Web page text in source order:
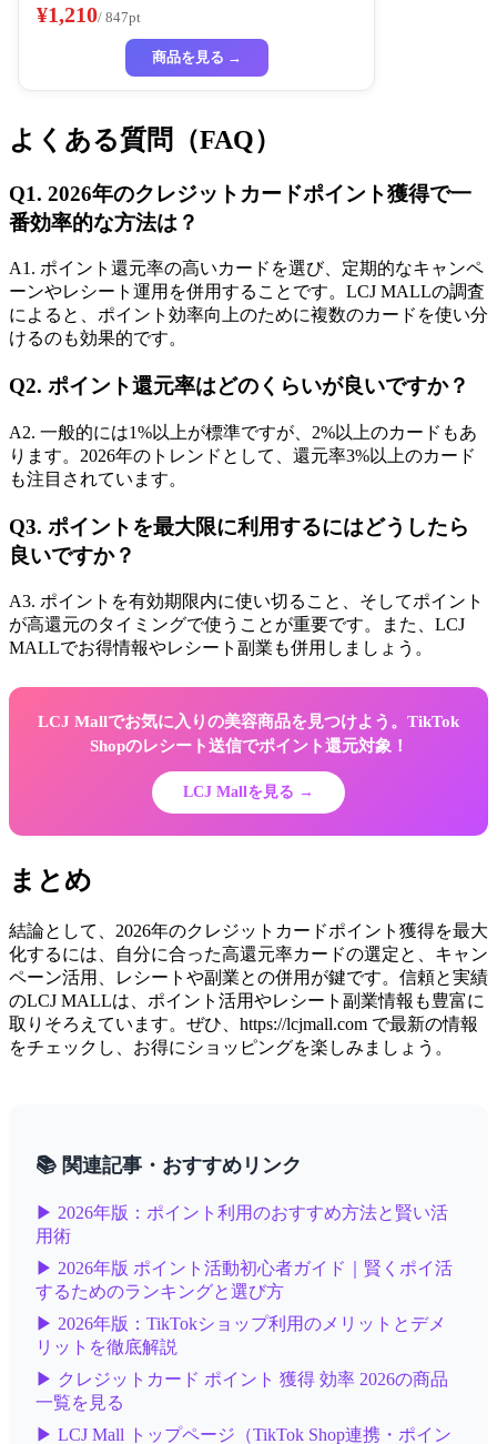
¥1,210/ 847pt
商品を見る →
よくある質問（FAQ）
Q1. 2026年のクレジットカードポイント獲得で一
番効率的な方法は？
A1. ポイント還元率の高いカードを選び、定期的なキャンペ
ーンやレシート運用を併用することです。LCJ MALLの調査
によると、ポイント効率向上のために複数のカードを使い分
けるのも効果的です。
Q2. ポイント還元率はどのくらいが良いですか？
A2. 一般的には1%以上が標準ですが、2%以上のカードもあ
ります。2026年のトレンドとして、還元率3%以上のカード
も注目されています。
Q3. ポイントを最大限に利用するにはどうしたら
良いですか？
A3. ポイントを有効期限内に使い切ること、そしてポイント
が高還元のタイミングで使うことが重要です。また、LCJ
MALLでお得情報やレシート副業も併用しましょう。
LCJ Mallでお気に入りの美容商品を見つけよう。TikTok
Shopのレシート送信でポイント還元対象！
LCJ Mallを見る →
まとめ
結論として、2026年のクレジットカードポイント獲得を最大
化するには、自分に合った高還元率カードの選定と、キャン
ペーン活用、レシートや副業との併用が鍵です。信頼と実績
のLCJ MALLは、ポイント活用やレシート副業情報も豊富に
取りそろえています。ぜひ、https://lcjmall.com で最新の情報
をチェックし、お得にショッピングを楽しみましょう。
📚 関連記事・おすすめリンク
▶ 2026年版：ポイント利用のおすすめ方法と賢い活
用術
▶ 2026年版 ポイント活動初心者ガイド｜賢くポイ活
するためのランキングと選び方
▶ 2026年版：TikTokショップ利用のメリットとデメ
リットを徹底解説
▶ クレジットカード ポイント 獲得 効率 2026の商品
一覧を見る
▶ LCJ Mall トップページ（TikTok Shop連携・ポイン